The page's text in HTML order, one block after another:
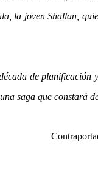
la joven Shallan,
de
saga que constará